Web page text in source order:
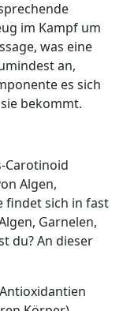
im Kampf um
was eine
an,
es sich
bekommt.
Carotinoid
Algen,
findet sich in fast
Garnelen,
du? An dieser